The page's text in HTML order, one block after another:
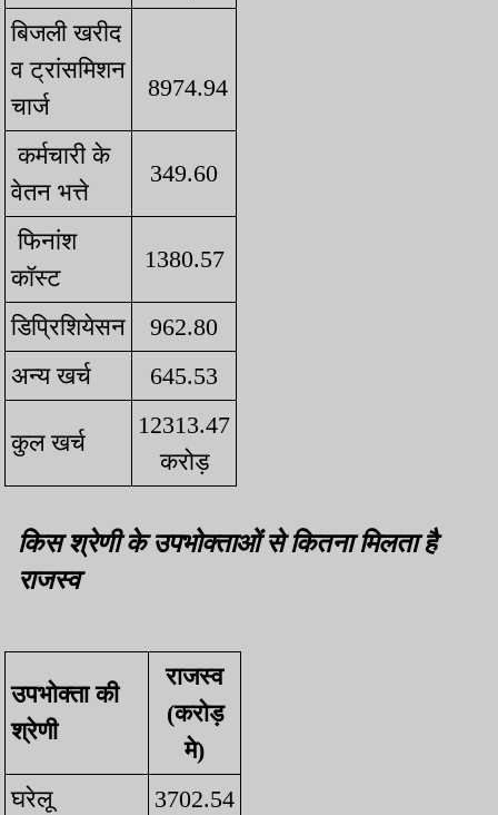
बिजली खरीद
व ट्रांसमिशन
चार्ज
8974.94
कर्मचारी के
वेतन भत्ते
349.60
फिनांश
कॉस्ट
1380.57
डिप्रिशियेसन
962.80
अन्य खर्च
645.53
कुल खर्च
12313.47
करोड़
किस श्रेणी के उपभोक्ताओं से कितना मिलता है
राजस्व
उपभोक्ता की
श्रेणी
राजस्व
(करोड़
मे)
घरेलू
3702.54